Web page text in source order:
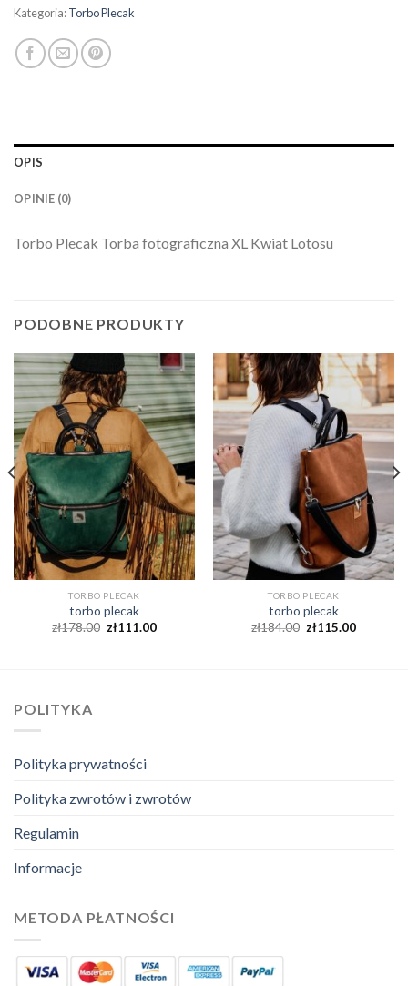
Kategoria:Torbo Plecak
OPIS
OPINIE (0)
Torbo Plecak Torba fotograficzna XL Kwiat Lotosu
PODOBNE PRODUKTY
TORBO PLECAK
torbo plecak
zł178.00 zł111.00
TORBO PLECAK
torbo plecak
zł184.00 zł115.00
POLITYKA
Polityka prywatności
Polityka zwrotów i zwrotów
Regulamin
Informacje
METODA PŁATNOŚCI